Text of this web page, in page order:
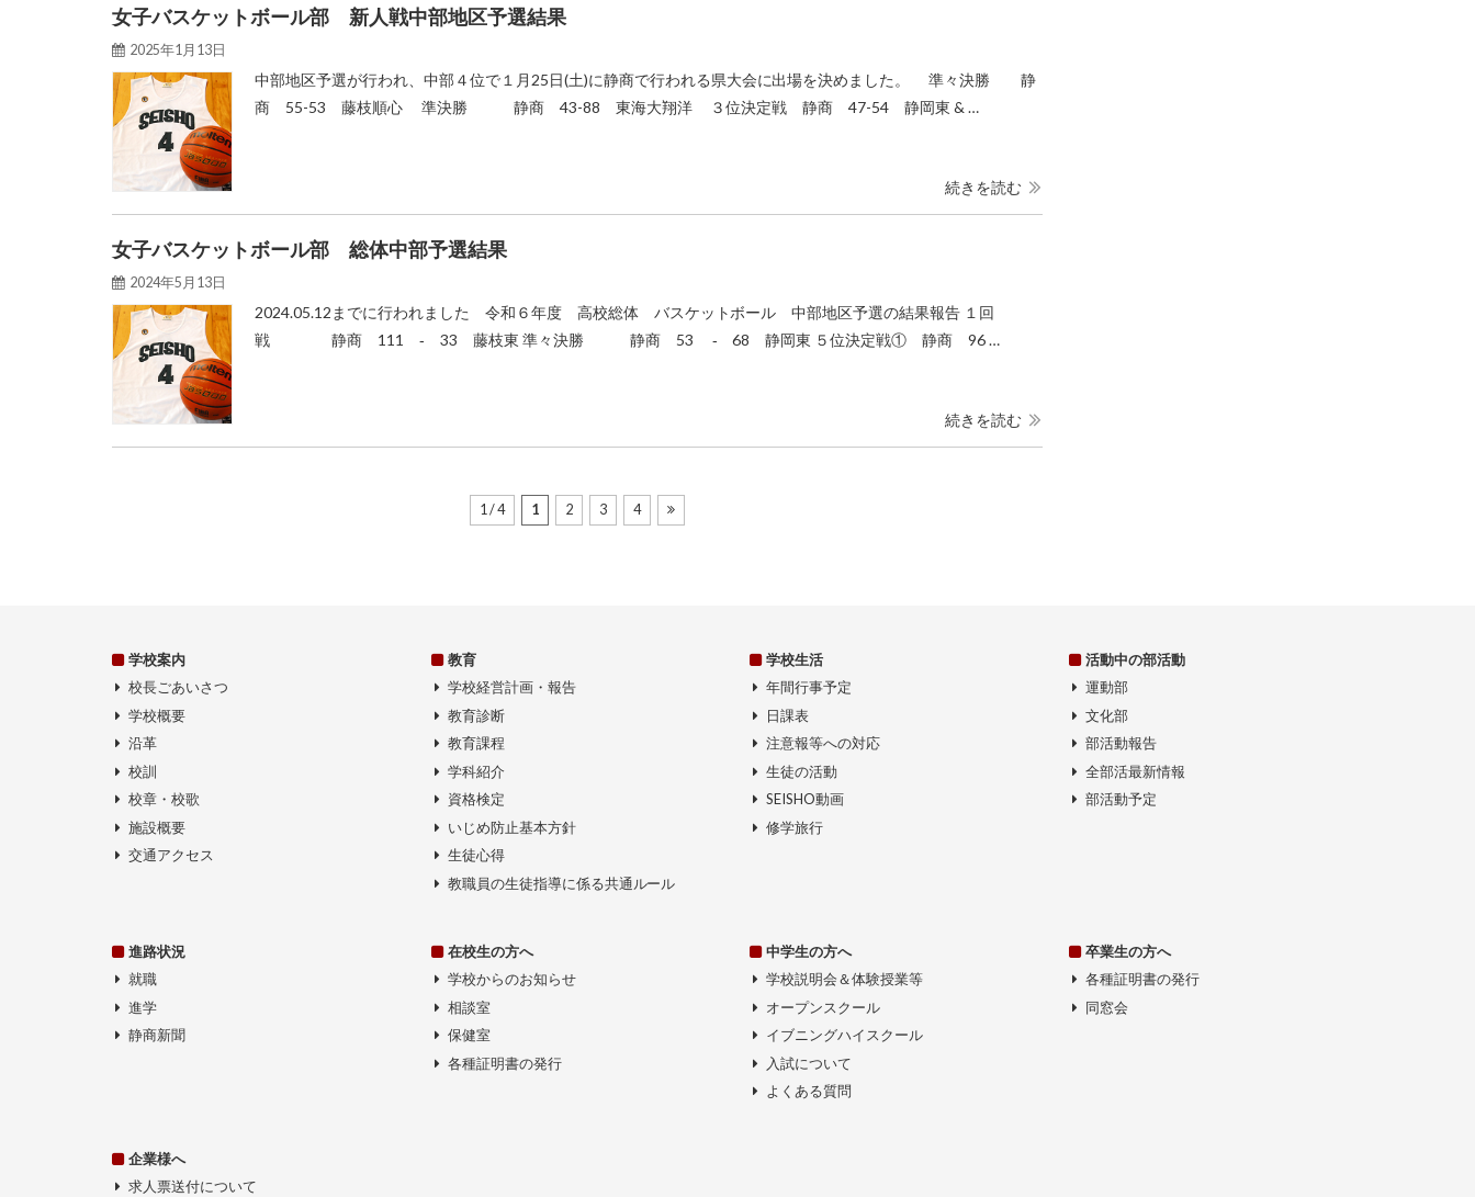
女子バスケットボール部 新人戦中部地区予選結果
2025年1月13日
中部地区予選が行われ、中部４位で１月25日(土)に静商で行われる県大会に出場を決めました。 準々決勝 静
商 55-53 藤枝順心 準決勝 静商 43-88 東海大翔洋 ３位決定戦 静商 47-54 静岡東 & …
続きを読む
女子バスケットボール部 総体中部予選結果
2024年5月13日
2024.05.12までに行われました 令和６年度 高校総体 バスケットボール 中部地区予選の結果報告 １回
戦 静商 111 ‐ 33 藤枝東 準々決勝 静商 53 ‐ 68 静岡東 ５位決定戦① 静商 96 …
続きを読む
1 / 4 1 2 3 4
学校案内
校長ごあいさつ
学校概要
沿革
校訓
校章・校歌
施設概要
交通アクセス
教育
学校経営計画・報告
教育診断
教育課程
学科紹介
資格検定
いじめ防止基本方針
生徒心得
教職員の生徒指導に係る共通ルール
学校生活
年間行事予定
日課表
注意報等への対応
生徒の活動
SEISHO動画
修学旅行
活動中の部活動
運動部
文化部
部活動報告
全部活最新情報
部活動予定
進路状況
就職
進学
静商新聞
在校生の方へ
学校からのお知らせ
相談室
保健室
各種証明書の発行
中学生の方へ
学校説明会＆体験授業等
オープンスクール
イブニングハイスクール
入試について
よくある質問
卒業生の方へ
各種証明書の発行
同窓会
企業様へ
求人票送付について